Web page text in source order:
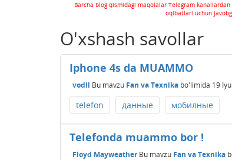
Barcha blog qismidagi maqolalar Telegram
oqibatlari uchun
O'xshash savollar
Iphone 4s da MUAMMO
vodil Bu mavzu Fan va Texnika bo'limida 19
telefon данные мобилные
Telefonda muammo bor !
Floyd Mayweather Bu mavzu Fan va Texnika